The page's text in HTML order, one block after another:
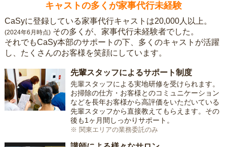
キャストの多くが家事代行未経験
CaSyに登録している家事代行キャストは20,000人以上。
(2024年6月時点) その多くが、家事代行未経験者でした。
それでもCaSy本部のサポートの下、多くのキャストが活躍
し、たくさんのお客様を笑顔にしています。
先輩スタッフによるサポート制度
先輩スタッフによる実地研修を受けられます。
お掃除の仕方・お客様とのコミュニケーション
などを長年お客様から高評価をいただいている
先輩スタッフから直接教えてもらえます。その
後も1ヶ月間しっかりサポート。
※ 関東エリアの業務委託のみ